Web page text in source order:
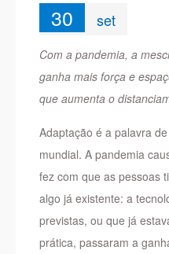
30 set
Com a pandemia, a
ganha mais força e
que aumenta o
Adaptação é a palavra
mundial. A pandemia
fez com que as pessoas
algo já existente: a
previstas, ou que já
prática, passaram a